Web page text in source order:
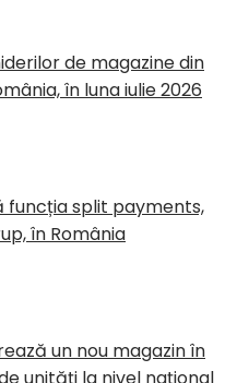
de magazine din
în luna iulie 2026
funcția split payments,
în România
un nou magazin în
unități la nivel național